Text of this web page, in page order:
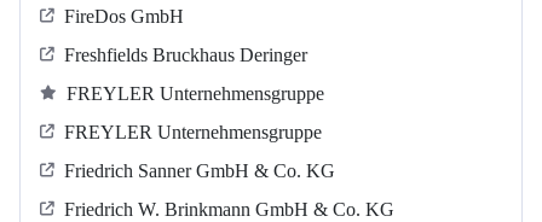
FireDos GmbH
Freshfields Bruckhaus Deringer
FREYLER Unternehmensgruppe
FREYLER Unternehmensgruppe
Friedrich Sanner GmbH & Co. KG
Friedrich W. Brinkmann GmbH & Co. KG